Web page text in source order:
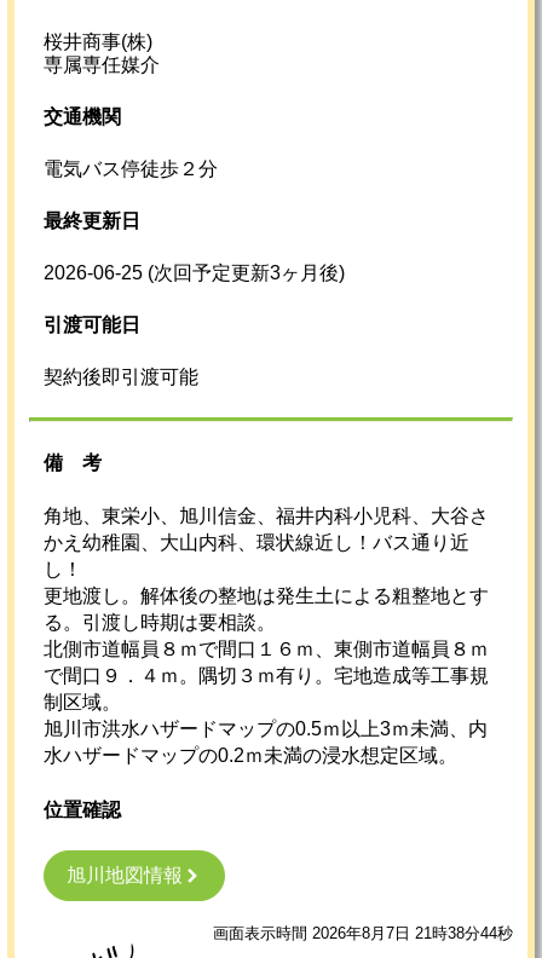
桜井商事(株)
専属専任媒介
交通機関
電気バス停徒歩２分
最終更新日
2026-06-25 (次回予定更新3ヶ月後)
引渡可能日
契約後即引渡可能
備考
角地、東栄小、旭川信金、福井内科小児科、大谷さ
かえ幼稚園、大山内科、環状線近し！バス通り近
し！
更地渡し。解体後の整地は発生土による粗整地とす
る。引渡し時期は要相談。
北側市道幅員８ｍで間口１６ｍ、東側市道幅員８ｍ
で間口９．４ｍ。隅切３ｍ有り。宅地造成等工事規
制区域。
旭川市洪水ハザードマップの0.5ｍ以上3ｍ未満、内
水ハザードマップの0.2ｍ未満の浸水想定区域。
位置確認
旭川地図情報
画面表示時間 2026年8月7日 21時38分44秒